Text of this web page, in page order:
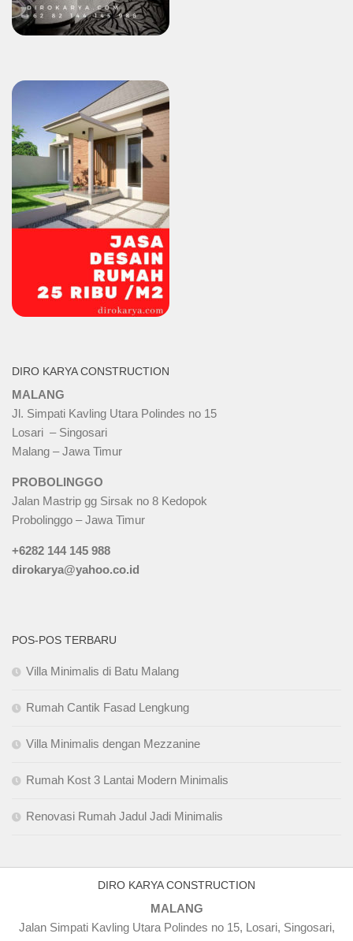
DIRO KARYA CONSTRUCTION
MALANG
Jl. Simpati Kavling Utara Polindes no 15
Losari – Singosari
Malang – Jawa Timur
PROBOLINGGO
Jalan Mastrip gg Sirsak no 8 Kedopok
Probolinggo – Jawa Timur
+6282 144 145 988
dirokarya@yahoo.co.id
POS-POS TERBARU
Villa Minimalis di Batu Malang
Rumah Cantik Fasad Lengkung
Villa Minimalis dengan Mezzanine
Rumah Kost 3 Lantai Modern Minimalis
Renovasi Rumah Jadul Jadi Minimalis
DIRO KARYA CONSTRUCTION
MALANG
Jalan Simpati Kavling Utara Polindes no 15, Losari, Singosari,